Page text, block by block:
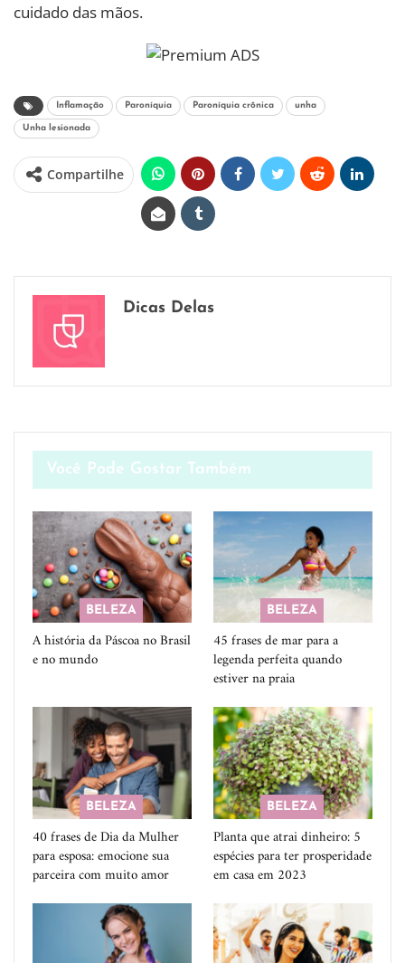
cuidado das mãos.
Inflamação Paroníquia Paroníquia crônica unha
Unha lesionada
Compartilhe
Dicas Delas
Você Pode Gostar Também
BELEZA
A história da Páscoa no Brasil
e no mundo
BELEZA
45 frases de mar para a
legenda perfeita quando
estiver na praia
BELEZA
40 frases de Dia da Mulher
para esposa: emocione sua
parceira com muito amor
BELEZA
Planta que atrai dinheiro: 5
espécies para ter prosperidade
em casa em 2023